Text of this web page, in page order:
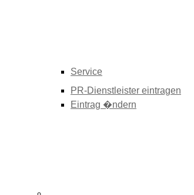
Service
PR-Dienstleister eintragen
Eintrag �ndern